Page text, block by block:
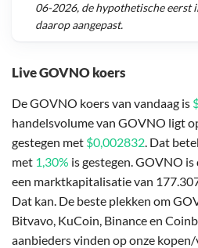
Live GOVNO koers
De GOVNO koers van vandaag is
handelsvolume van GOVNO ligt
gestegen met $0,002832. Dat
met 1,30% is gestegen. GOVNO
een marktkapitalisatie van
Dat kan. De beste plekken om
Bitvavo, KuCoin, Binance en
aanbieders vinden op onze
06-2026, de hypothetische eerst
daarop aangepast.